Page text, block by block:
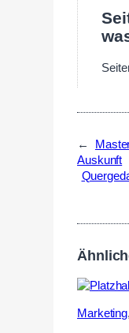
←
Auskunft
Marketing,